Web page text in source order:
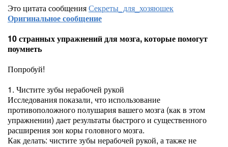
Это цитата сообщенияСекреты_для_хозяюшек
Оригинальное сообщение
10 странных упражнений для мозга, которые помогут
поумнеть
Попробуй!
1. Чистите зубы нерабочей рукой
Исследования показали, что использование
противоположного полушария вашего мозга (как в этом
упражнении) дает результаты быстрого и существенного
расширения зон коры головного мозга.
Как делать: чистите зубы нерабочей рукой, а также не